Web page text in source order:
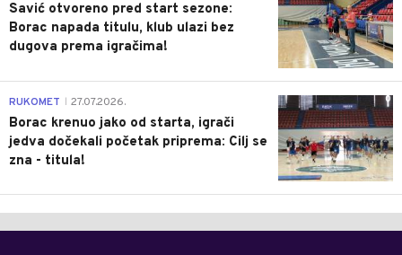
Savić otvoreno pred start sezone:
Borac napada titulu, klub ulazi bez
dugova prema igračima!
0
RUKOMET 27.07.2026.
Borac krenuo jako od starta, igrači
jedva dočekali početak priprema: Cilj se
zna - titula!